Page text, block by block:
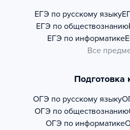
ЕГЭ по русскому языку
ЕГЭ по обществознанию
ЕГЭ по информатике
Все
Подготовка
ОГЭ по русскому языку
ОГЭ по обществознанию
ОГЭ по информатике